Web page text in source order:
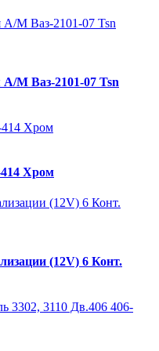
М Ваз-2101-07 Tsn
Хром
(12V) 6 Конт.